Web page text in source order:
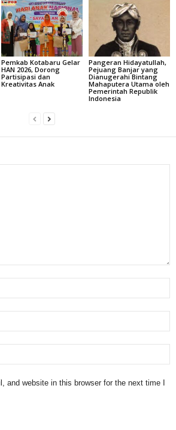
Pemkab Kotabaru Gelar
HAN 2026, Dorong
Partisipasi dan
Kreativitas Anak
Pangeran Hidayatullah,
Pejuang Banjar yang
Dianugerahi Bintang
Mahaputera Utama oleh
Pemerintah Republik
Indonesia
and website in this browser for the next time I